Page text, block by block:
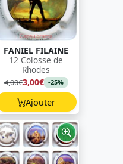
FANIEL FILAINE
12 Colosse de
Rhodes
4,00€3,00€ -25%
Ajouter